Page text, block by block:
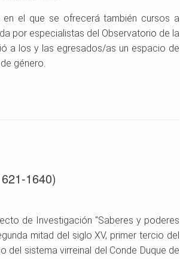
el que se ofrecerá también cursos a
por especialistas del Observatorio de la
a los y las egresados/as un espacio de
género.
1640)
de Investigación "Saberes y poderes
mitad del siglo XV, primer tercio del
del sistema virreinal del Conde Duque de